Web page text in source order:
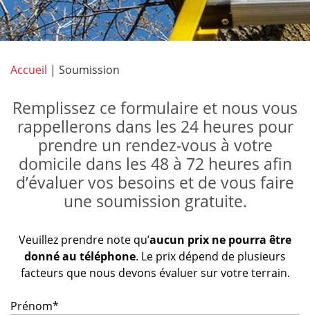
Accueil | Soumission
Remplissez ce formulaire et nous vous
rappellerons dans les 24 heures pour
prendre un rendez-vous à votre
domicile dans les 48 à 72 heures afin
d’évaluer vos besoins et de vous faire
une soumission gratuite.
Veuillez prendre note qu’aucun prix ne pourra être
donné au téléphone. Le prix dépend de plusieurs
facteurs que nous devons évaluer sur votre terrain.
Prénom*